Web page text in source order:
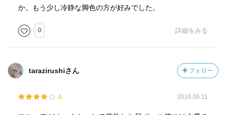
か。もう少し冷静な脚色の方が好みでした。
0 詳細をみる
tarazirushiさん フォロー
4 2016.06.11